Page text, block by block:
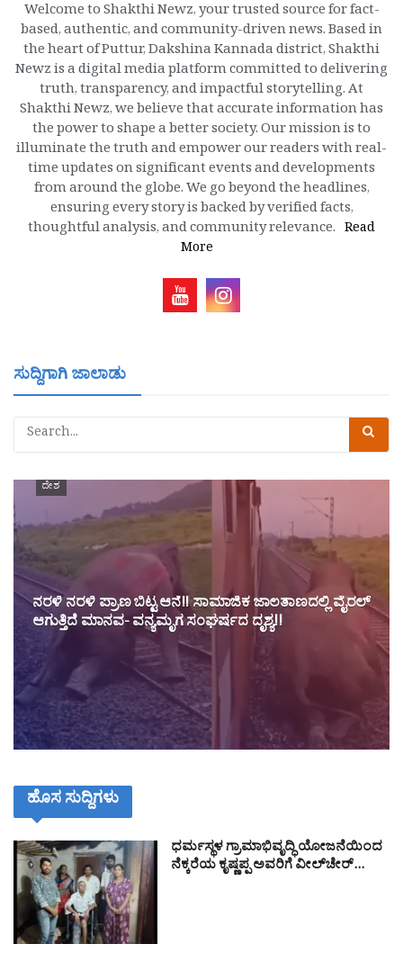
Welcome to Shakthi Newz, your trusted source for fact-
based, authentic, and community-driven news. Based in
the heart of Puttur, Dakshina Kannada district, Shakthi
Newz is a digital media platform committed to delivering
truth, transparency, and impactful storytelling. At
Shakthi Newz, we believe that accurate information has
the power to shape a better society. Our mission is to
illuminate the truth and empower our readers with real-
time updates on significant events and developments
from around the globe. We go beyond the headlines,
ensuring every story is backed by verified facts,
thoughtful analysis, and community relevance. Read
More
ಸುದ್ದಿಗಾಗಿ ಜಾಲಾಡು
ದೇಶ
ನರಳಿ ನರಳಿ ಪ್ರಾಣ ಬಿಟ್ಟ ಆನೆ!! ಸಾಮಾಜಿಕ ಜಾಲತಾಣದಲ್ಲಿ ವೈರಲ್
ಆಗುತ್ತಿದೆ ಮಾನವ- ವನ್ಯಮೃಗ ಸಂಘರ್ಷದ ದೃಶ್ಯ!!
ಹೊಸ ಸುದ್ದಿಗಳು
ಧರ್ಮಸ್ಥಳ ಗ್ರಾಮಾಭಿವೃದ್ಧಿ ಯೋಜನೆಯಿಂದ
ನೆಕ್ಕರೆಯ ಕೃಷ್ಣಪ್ಪ ಅವರಿಗೆ ವೀಲ್‌ಚೇರ್…